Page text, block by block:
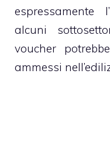
espressamente
alcuni
voucher
ammessi